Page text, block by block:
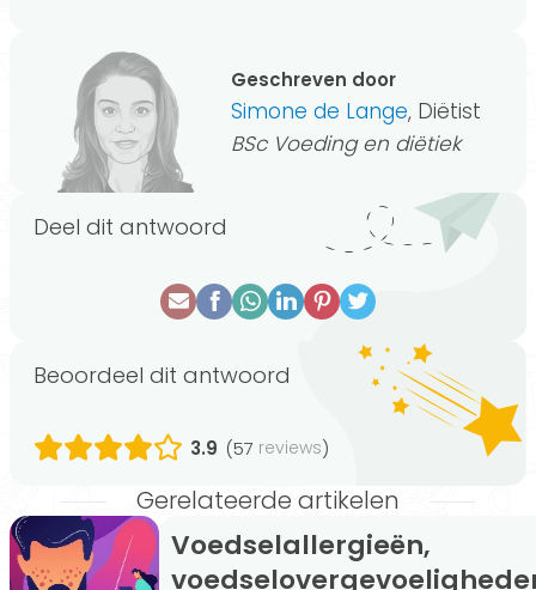
Geschreven door
Simone de Lange, Diëtist
BSc Voeding en diëtiek
Deel dit antwoord
Beoordeel dit antwoord
3.9 (57 reviews)
Gerelateerde artikelen
Voedselallergieën,